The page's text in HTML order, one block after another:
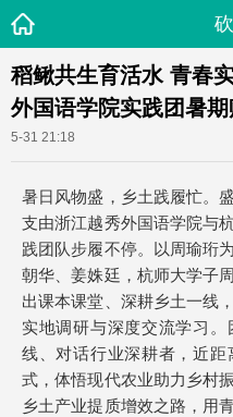
稻鳅共生育活水 青春
外国语学院实践团暑
5-31 21:18
暑日风物盛，乡土践履忙。
支由浙江越秀外国语学院与
践团队步履不停。以周瑜珩
朝华、姜姝廷，杭师大学子
出课本课堂、深耕乡土一线
实地调研与深度交流学习
线、对话行业深耕者，近
式，体悟现代农业助力乡村
乡土产业提质增效之路，用